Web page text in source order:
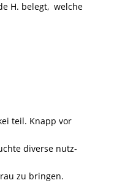
H. belegt, welche
teil. Knapp vor
diverse nutz-
zu bringen.